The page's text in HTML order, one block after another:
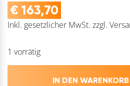
€ 163,70
Inkl. gesetzlicher MwSt. zzgl.
1 vorrätig
IN DEN WARENKORB